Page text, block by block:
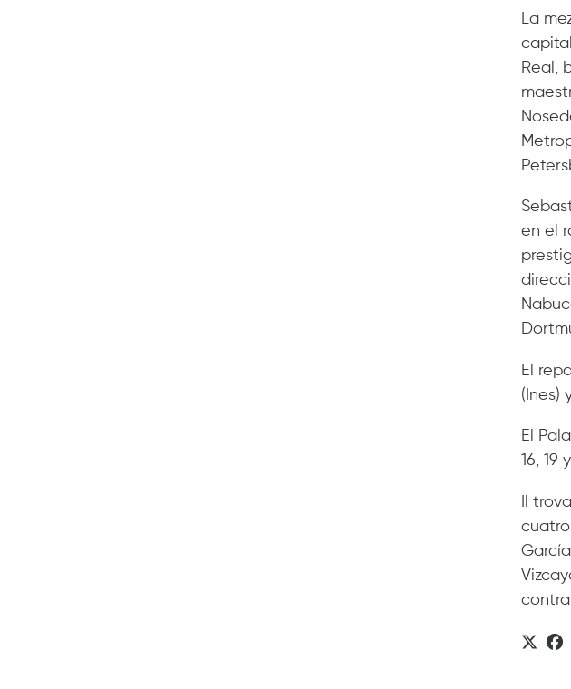
La
Real,
en el
El
(Ines)
El
16, 19
Il